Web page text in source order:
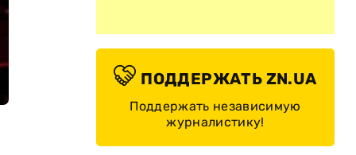
ПОДДЕРЖАТЬ ZN.UA
Поддержать независимую
журналистику!